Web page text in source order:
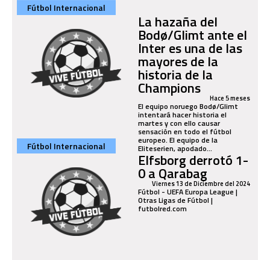
Fútbol Internacional
La hazaña del
Bodø/Glimt ante el
Inter es una de las
mayores de la
historia de la
Champions Hace 5 meses
El equipo noruego Bodø/Glimt
intentará hacer historia el
martes y con ello causar
sensación en todo el fútbol
europeo. El equipo de la
Eliteserien, apodado...
Fútbol Internacional
Elfsborg derrotó 1-
0 a Qarabag
Viernes 13 de Diciembre del 2024
Fútbol - UEFA Europa League |
Otras Ligas de Fútbol |
futbolred.com